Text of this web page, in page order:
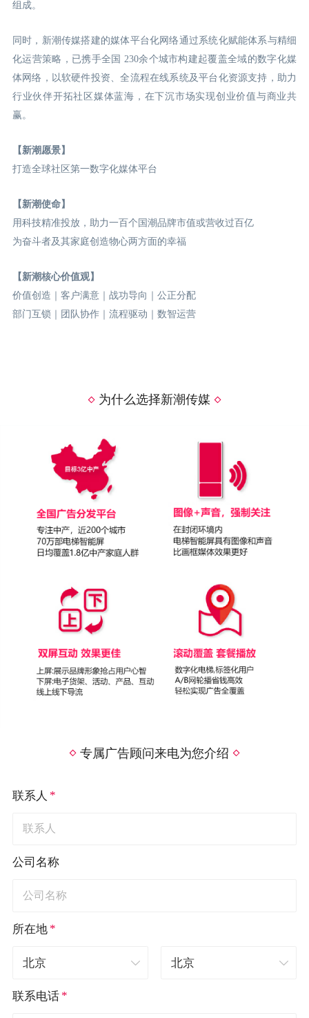
组成。
同时，新潮传媒搭建的媒体平台化网络通过系统化赋能体系与精细
化运营策略，已携手全国 230余个城市构建起覆盖全域的数字化媒
体网络，以软硬件投资、全流程在线系统及平台化资源支持，助力
行业伙伴开拓社区媒体蓝海，在下沉市场实现创业价值与商业共
赢。
【新潮愿景】
打造全球社区第一数字化媒体平台
【新潮使命】
用科技精准投放，助力一百个国潮品牌市值或营收过百亿
为奋斗者及其家庭创造物心两方面的幸福
【新潮核心价值观】
价值创造｜客户满意｜战功导向｜公正分配
部门互锁｜团队协作｜流程驱动｜数智运营
为什么选择新潮传媒
专属广告顾问来电为您介绍
联系人 *
公司名称
所在地 *
联系电话 *